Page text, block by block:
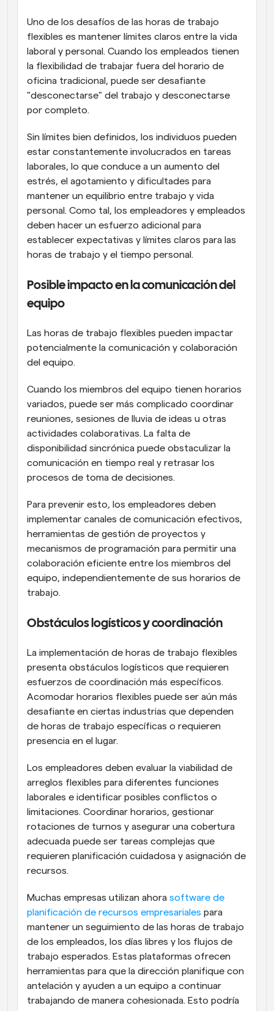
Uno de los desafíos de las horas de trabajo
flexibles es mantener límites claros entre la vida
laboral y personal. Cuando los empleados tienen
la flexibilidad de trabajar fuera del horario de
oficina tradicional, puede ser desafiante
"desconectarse" del trabajo y desconectarse
por completo.
Sin límites bien definidos, los individuos pueden
estar constantemente involucrados en tareas
laborales, lo que conduce a un aumento del
estrés, el agotamiento y dificultades para
mantener un equilibrio entre trabajo y vida
personal. Como tal, los empleadores y empleados
deben hacer un esfuerzo adicional para
establecer expectativas y límites claros para las
horas de trabajo y el tiempo personal.
Posible impacto en la comunicación del
equipo
Las horas de trabajo flexibles pueden impactar
potencialmente la comunicación y colaboración
del equipo.
Cuando los miembros del equipo tienen horarios
variados, puede ser más complicado coordinar
reuniones, sesiones de lluvia de ideas u otras
actividades colaborativas. La falta de
disponibilidad sincrónica puede obstaculizar la
comunicación en tiempo real y retrasar los
procesos de toma de decisiones.
Para prevenir esto, los empleadores deben
implementar canales de comunicación efectivos,
herramientas de gestión de proyectos y
mecanismos de programación para permitir una
colaboración eficiente entre los miembros del
equipo, independientemente de sus horarios de
trabajo.
Obstáculos logísticos y coordinación
La implementación de horas de trabajo flexibles
presenta obstáculos logísticos que requieren
esfuerzos de coordinación más específicos.
Acomodar horarios flexibles puede ser aún más
desafiante en ciertas industrias que dependen
de horas de trabajo específicas o requieren
presencia en el lugar.
Los empleadores deben evaluar la viabilidad de
arreglos flexibles para diferentes funciones
laborales e identificar posibles conflictos o
limitaciones. Coordinar horarios, gestionar
rotaciones de turnos y asegurar una cobertura
adecuada puede ser tareas complejas que
requieren planificación cuidadosa y asignación de
recursos.
Muchas empresas utilizan ahora software de
planificación de recursos empresariales para
mantener un seguimiento de las horas de trabajo
de los empleados, los días libres y los flujos de
trabajo esperados. Estas plataformas ofrecen
herramientas para que la dirección planifique con
antelación y ayuden a un equipo a continuar
trabajando de manera cohesionada. Esto podría